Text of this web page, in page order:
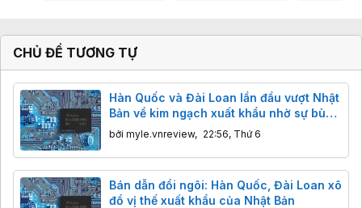
CHỦ ĐỀ TƯƠNG TỰ
Hàn Quốc và Đài Loan lần đầu vượt Nhật
Bản về kim ngạch xuất khẩu nhờ sự bùng
nổ của AI
bởi myle.vnreview, 22:56, Thứ 6
Bán dẫn đổi ngôi: Hàn Quốc, Đài Loan xô
đổ vị thế xuất khẩu của Nhật Bản